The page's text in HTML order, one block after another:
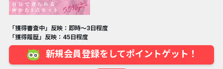
「獲得審査中」反映：即時～3日程度
「獲得履歴」反映：45日程度
新規会員登録をしてポイントゲット！